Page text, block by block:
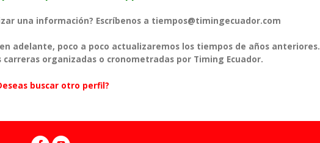
una información? Escríbenos a tiempos@timingecuador.com
adelante, poco a poco actualizaremos los tiempos de años anteriores.
organizadas o cronometradas por Timing Ecuador.
buscar otro perfil?